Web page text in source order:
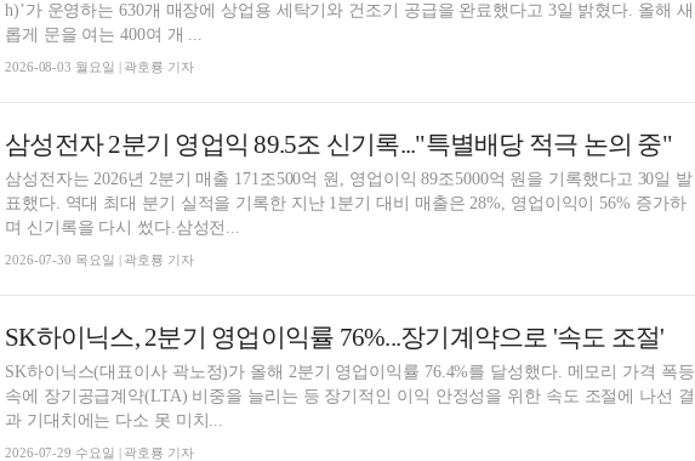
h)’가 운영하는 630개 매장에 상업용 세탁기와 건조기 공급을 완료했다고 3일 밝혔다. 올해 새
롭게 문을 여는 400여 개 ...
2026-08-03 월요일 | 곽호룡 기자
삼성전자 2분기 영업익 89.5조 신기록..."특별배당 적극 논의 중"
삼성전자는 2026년 2분기 매출 171조500억 원, 영업이익 89조5000억 원을 기록했다고 30일 발
표했다. 역대 최대 분기 실적을 기록한 지난 1분기 대비 매출은 28%, 영업이익이 56% 증가하
며 신기록을 다시 썼다.삼성전...
2026-07-30 목요일 | 곽호룡 기자
SK하이닉스, 2분기 영업이익률 76%...장기계약으로 '속도 조절'
SK하이닉스(대표이사 곽노정)가 올해 2분기 영업이익률 76.4%를 달성했다. 메모리 가격 폭등
속에 장기공급계약(LTA) 비중을 늘리는 등 장기적인 이익 안정성을 위한 속도 조절에 나선 결
과 기대치에는 다소 못 미치...
2026-07-29 수요일 | 곽호룡 기자